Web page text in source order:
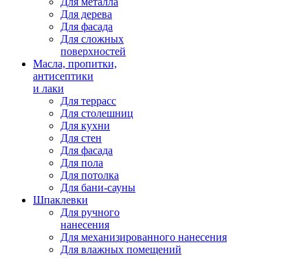
Для дерева
Для фасада
Для сложных
поверхностей
Масла, пропитки,
антисептики
и лаки
Для террасс
Для столешниц
Для кухни
Для стен
Для фасада
Для пола
Для потолка
Для бани-сауны
Шпаклевки
Для ручного
нанесения
Для механизированного нанесения
Для влажных помещений